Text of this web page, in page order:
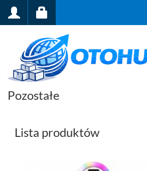
Pozostałe
Lista produktów